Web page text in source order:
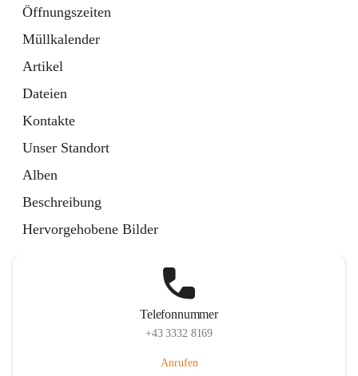
Öffnungszeiten
Müllkalender
Artikel
Dateien
Kontakte
Unser Standort
Alben
Beschreibung
Hervorgehobene Bilder
10 Schnellzugriffe
Telefonnummer
+43 3332 8169
Anrufen